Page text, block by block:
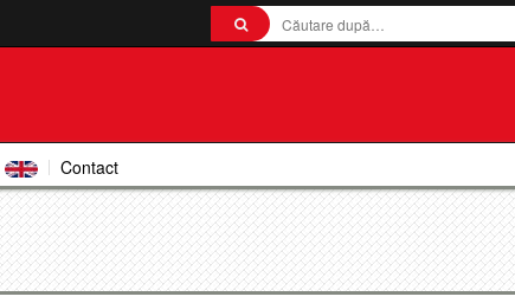
Contact